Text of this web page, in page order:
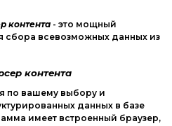
контента - это мощный
сбора всевозможных данных из
контента
по вашему выбору и
данных в базе
имеет встроенный браузер,